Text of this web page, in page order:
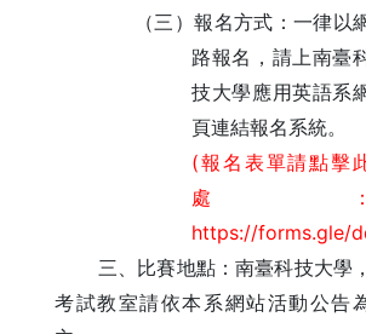
（三）報名方式：一律以
路報名，請上南臺
技大學應用英語系
頁連結報名系統。
(報名表單請點擊
處：
https://forms.gle/
三、比賽地點：南臺科技大學，
考試教室請依本系網站活動公告